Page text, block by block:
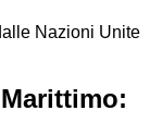
Nazioni Unite